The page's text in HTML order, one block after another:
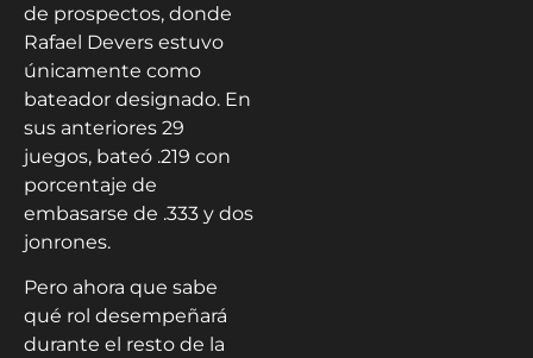
de prospectos, donde
Rafael Devers estuvo
únicamente como
bateador designado. En
sus anteriores 29
juegos, bateó .219 con
porcentaje de
embasarse de .333 y dos
jonrones.
Pero ahora que sabe
qué rol desempeñará
durante el resto de la